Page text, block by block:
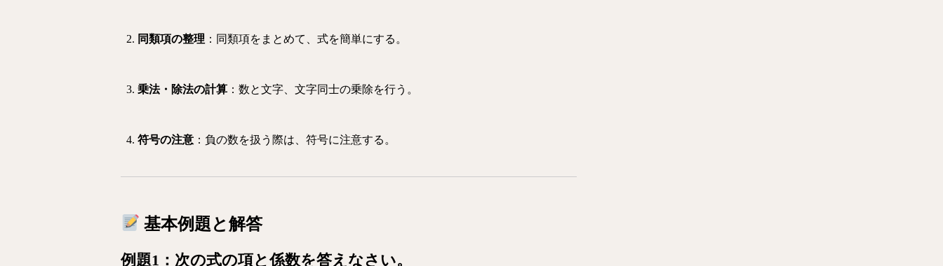
同類項の整理 ：同類項をまとめて、式を簡単にする。
乗法・除法の計算 ：数と文字、文字同士の乗除を行う。
符号の注意 ：負の数を扱う際は、符号に注意する。
基本例題と解答
例題1：次の式の項と係数を答えなさい。